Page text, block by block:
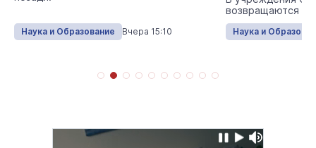
Наука и Образование Вчера 15:10
возвращаются
Наука и